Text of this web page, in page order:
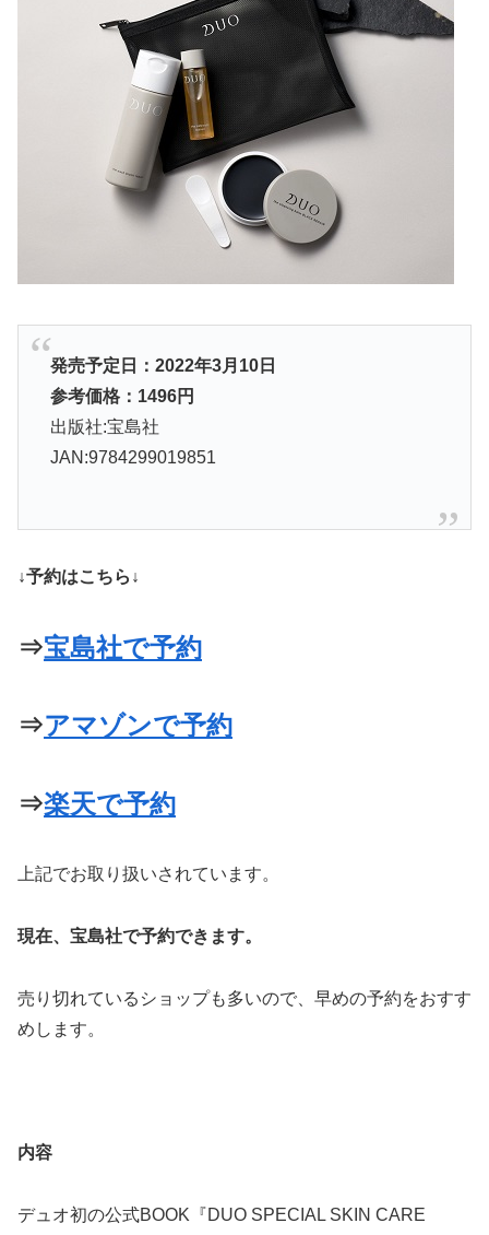
発売予定日：2022年3月10日
参考価格：1496円
出版社:宝島社
JAN:9784299019851
↓予約はこちら↓
⇒宝島社で予約
⇒アマゾンで予約
⇒楽天で予約
上記でお取り扱いされています。
現在、宝島社で予約できます。
売り切れているショップも多いので、早めの予約をおすす
めします。
内容
デュオ初の公式BOOK『DUO SPECIAL SKIN CARE